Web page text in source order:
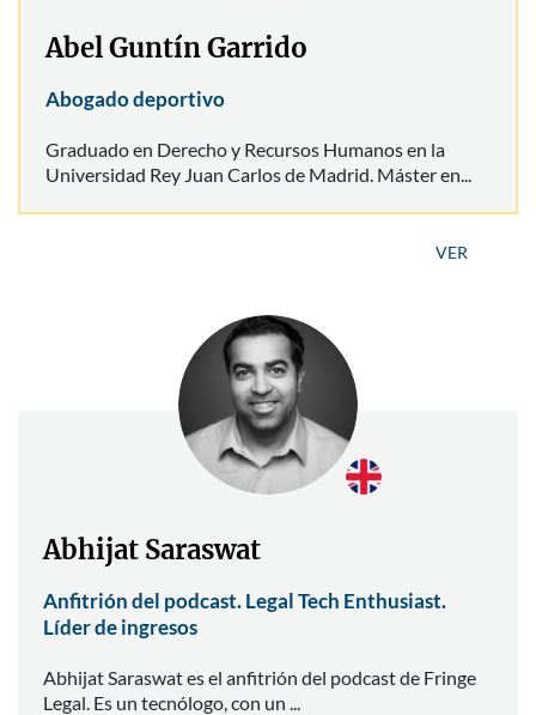
Abel Guntín Garrido
Abogado deportivo
Graduado en Derecho y Recursos Humanos en la
Universidad Rey Juan Carlos de Madrid. Máster en...
VER
Abhijat Saraswat
Anfitrión del podcast. Legal Tech Enthusiast.
Líder de ingresos
Abhijat Saraswat es el anfitrión del podcast de Fringe
Legal. Es un tecnólogo, con un ...